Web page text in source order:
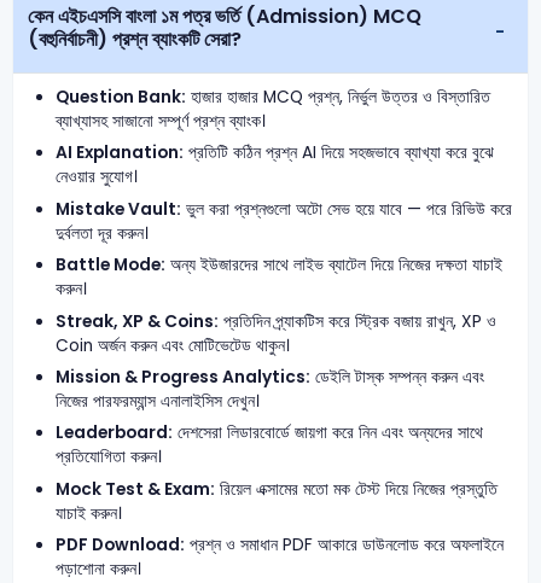
কেন এইচএসসি বাংলা ১ম পত্র ভর্তি (Admission) MCQ
(বহুনির্বাচনী) প্রশ্ন ব্যাংকটি সেরা?
Question Bank: হাজার হাজার MCQ প্রশ্ন, নির্ভুল উত্তর ও বিস্তারিত
ব্যাখ্যাসহ সাজানো সম্পূর্ণ প্রশ্ন ব্যাংক।
AI Explanation: প্রতিটি কঠিন প্রশ্ন AI দিয়ে সহজভাবে ব্যাখ্যা করে বুঝে
নেওয়ার সুযোগ।
Mistake Vault: ভুল করা প্রশ্নগুলো অটো সেভ হয়ে যাবে — পরে রিভিউ করে
দুর্বলতা দূর করুন।
Battle Mode: অন্য ইউজারদের সাথে লাইভ ব্যাটেল দিয়ে নিজের দক্ষতা যাচাই
করুন।
Streak, XP & Coins: প্রতিদিন প্র্যাকটিস করে স্ট্রিক বজায় রাখুন, XP ও
Coin অর্জন করুন এবং মোটিভেটেড থাকুন।
Mission & Progress Analytics: ডেইলি টাস্ক সম্পন্ন করুন এবং
নিজের পারফরম্যান্স এনালাইসিস দেখুন।
Leaderboard: দেশসেরা লিডারবোর্ডে জায়গা করে নিন এবং অন্যদের সাথে
প্রতিযোগিতা করুন।
Mock Test & Exam: রিয়েল এক্সামের মতো মক টেস্ট দিয়ে নিজের প্রস্তুতি
যাচাই করুন।
PDF Download: প্রশ্ন ও সমাধান PDF আকারে ডাউনলোড করে অফলাইনে
পড়াশোনা করুন।